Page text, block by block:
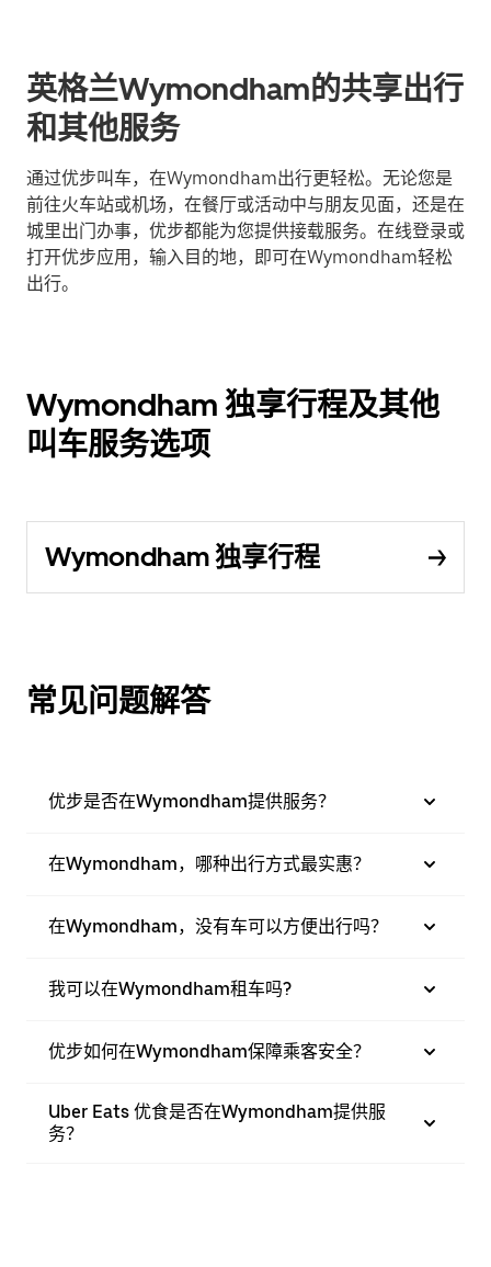
英格兰Wymondham的共享出行
和其他服务
通过优步叫车，在Wymondham出行更轻松。无论您是
前往火车站或机场，在餐厅或活动中与朋友见面，还是在
城里出门办事，优步都能为您提供接载服务。在线登录或
打开优步应用，输入目的地，即可在Wymondham轻松
出行。
Wymondham 独享行程及其他
叫车服务选项
Wymondham 独享行程
常见问题解答
优步是否在Wymondham提供服务？
在Wymondham，哪种出行方式最实惠？
在Wymondham，没有车可以方便出行吗？
我可以在Wymondham租车吗?
优步如何在Wymondham保障乘客安全？
Uber Eats 优食是否在Wymondham提供服
务？